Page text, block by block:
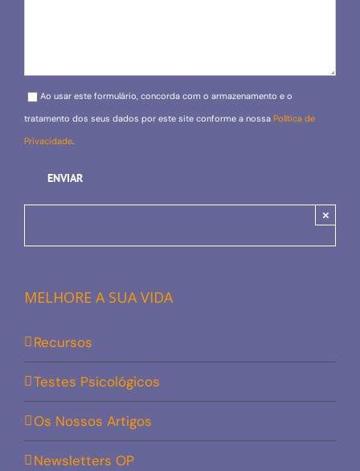
Please leave this field empty.
Ao usar este formulário, concorda com o armazenamento e o
tratamento dos seus dados por este site conforme a nossa Política de
Privacidade.
×
MELHORE A SUA VIDA
Recursos
Testes Psicológicos
Os Nossos Artigos
Newsletters OP